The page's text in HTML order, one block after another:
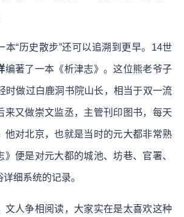
本“历史散步”还可以追溯到更早。14世
编著了一本《析津志》。这位熊老爷子
时做过白鹿洞书院山长，相当于双一流
来又做崇文监丞，主管刊印图书，每天
他对北京，也就是当时的元大都非常熟
》便是对元大都的城池、坊巷、官署、
细系统的记录。
文人争相阅读，大家实在是太喜欢这种